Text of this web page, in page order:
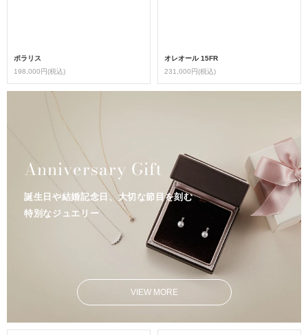
ポラリス
198,000円(税込)
オレオール 15FR
231,000円(税込)
VIEW MORE
Anniversary Gift
誕生日や結婚記念日、大切な節目を刻む
特別なジュエリー